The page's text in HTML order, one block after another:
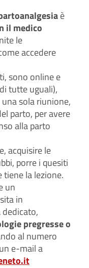
è
il medico
le
accedere
sono online e
tutte uguali),
sola riunione,
parto, per avere
alla parto
acquisire le
porre i quesiti
la lezione.
un
in
pregresse o
al numero
e-mail a